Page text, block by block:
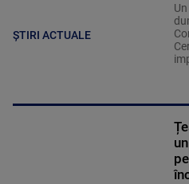
ȘTIRI ACTUALE